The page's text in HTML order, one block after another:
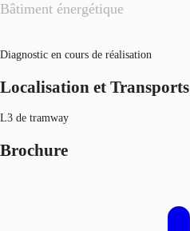
Bâtiment énergétique
Diagnostic en cours de réalisation
Localisation et Transports
L3 de tramway
Brochure